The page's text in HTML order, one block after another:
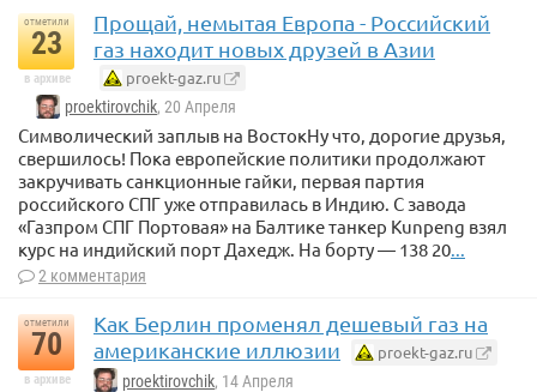
отметили
23
в архиве
Прощай, немытая Европа - Российский
газ находит новых друзей в Азии
proekt-gaz.ru
proektirovchik, 20 Апреля
Символический заплыв на ВостокНу что, дорогие друзья,
свершилось! Пока европейские политики продолжают
закручивать санкционные гайки, первая партия
российского СПГ уже отправилась в Индию. С завода
«Газпром СПГ Портовая» на Балтике танкер Kunpeng взял
курс на индийский порт Дахедж. На борту — 138 20
2 комментария
отметили
70
в архиве
Как Берлин променял дешевый газ на
американские иллюзии
proekt-gaz.ru
proektirovchik, 14 Апреля